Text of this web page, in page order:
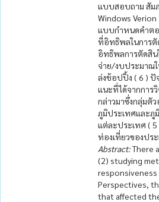
แบบสอบถาม สัมภ
Windows
แบบกำหนดคำตอ
ที่อิทธิพลในการตั
อิทธิพลการตัดสิน
จ่าย/งบประมาณใ
ล่งช้อปปิ้ง ( 6 ) ปั
แนะที่ได้จากการ
กล่าวมาซึ่งกลุ่มตั
ภูมิประเทศและภู
แต่ละประเทศ (
ท่องเที่ยวของปร
Abstract:There
(2) studying
responsiveness
Perspectives,
that affected